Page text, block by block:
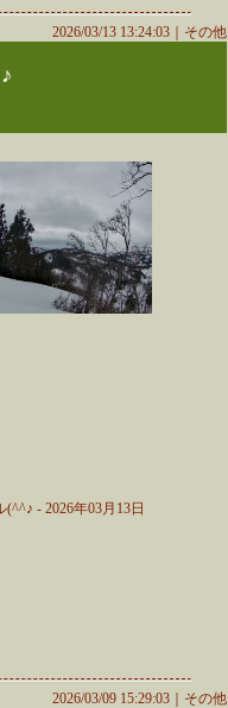
2026/03/13 13:24:03｜ その他
- 2026年03月13日
2026/03/09 15:29:03｜ その他